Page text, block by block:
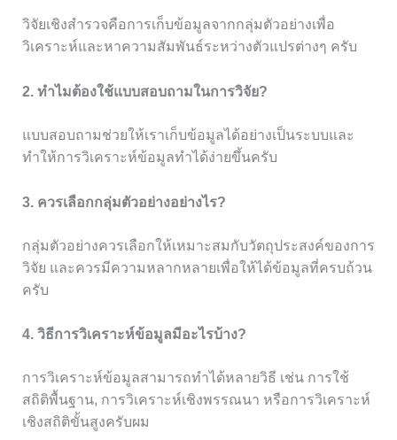
วิจัยเชิงสำรวจคือการเก็บข้อมูลจากกลุ่มตัวอย่างเพื่อ
วิเคราะห์และหาความสัมพันธ์ระหว่างตัวแปรต่างๆ ครับ
2. ทำไมต้องใช้แบบสอบถามในการวิจัย?
แบบสอบถามช่วยให้เราเก็บข้อมูลได้อย่างเป็นระบบและ
ทำให้การวิเคราะห์ข้อมูลทำได้ง่ายขึ้นครับ
3. ควรเลือกกลุ่มตัวอย่างอย่างไร?
กลุ่มตัวอย่างควรเลือกให้เหมาะสมกับวัตถุประสงค์ของการ
วิจัย และควรมีความหลากหลายเพื่อให้ได้ข้อมูลที่ครบถ้วน
ครับ
4. วิธีการวิเคราะห์ข้อมูลมีอะไรบ้าง?
การวิเคราะห์ข้อมูลสามารถทำได้หลายวิธี เช่น การใช้
สถิติพื้นฐาน, การวิเคราะห์เชิงพรรณนา หรือการวิเคราะห์
เชิงสถิติขั้นสูงครับผม